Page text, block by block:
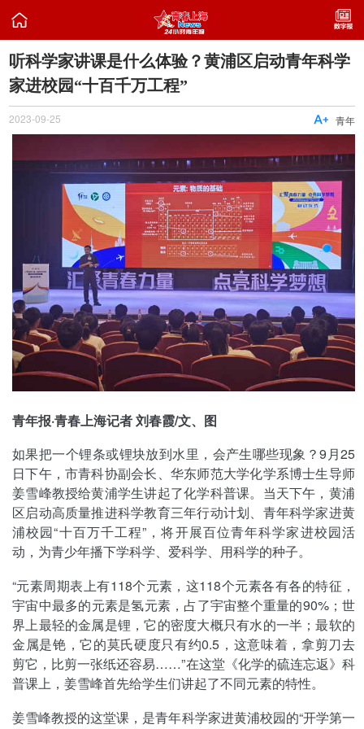

听科学家讲课是什么体验？黄浦区启动青年科学
家进校园“十百千万工程”
2023-09-25 青年

青年报·青春上海记者 刘春霞/文、图
如果把一个锂条或锂块放到水里，会产生哪些现象？9月25
日下午，市青科协副会长、华东师范大学化学系博士生导师
姜雪峰教授给黄浦学生讲起了化学科普课。当天下午，黄浦
区启动高质量推进科学教育三年行动计划、青年科学家进黄
浦校园“十百万千工程”，将开展百位青年科学家进校园活
动，为青少年播下学科学、爱科学、用科学的种子。
“元素周期表上有118个元素，这118个元素各有各的特征，
宇宙中最多的元素是氢元素，占了宇宙整个重量的90%；世
界上最轻的金属是锂，它的密度大概只有水的一半；最软的
金属是铯，它的莫氏硬度只有约0.5，这意味着，拿剪刀去
剪它，比剪一张纸还容易……”在这堂《化学的硫连忘返》科
普课上，姜雪峰首先给学生们讲起了不同元素的特性。
姜雪峰教授的这堂课，是青年科学家进黄浦校园的“开学第一